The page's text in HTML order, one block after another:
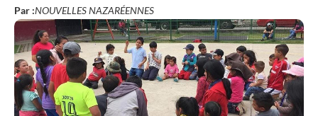
Par :NOUVELLES NAZARÉENNES